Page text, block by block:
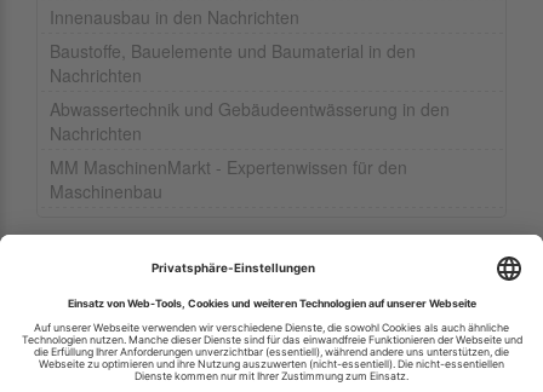
Innenausbau in den Nachrichten
Baustoffe, Bauelemente und Baumaterial in den
Nachrichten
Abwassertechnik und Gebäudeentwässerung in den
Nachrichten
MM MaschinenMarkt - Expertenwissen für den
Maschinenbau
Ihren RSS-Feed veröffentlichen